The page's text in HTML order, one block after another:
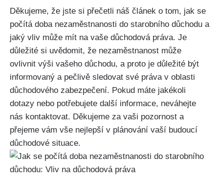
Děkujeme, že jste si přečetli náš článek o tom, jak se
počítá doba nezaměstnanosti do starobního důchodu a
jaký vliv může mít na vaše důchodová práva. Je
důležité si uvědomit, že nezaměstnanost může
ovlivnit výši vašeho důchodu, a proto je důležité být
informovaný a pečlivě sledovat své práva v oblasti
důchodového zabezpečení. Pokud máte jakékoli
dotazy nebo potřebujete další informace, neváhejte
nás kontaktovat. Děkujeme za vaši pozornost a
přejeme vám vše nejlepší v plánování vaší budoucí
důchodové situace.